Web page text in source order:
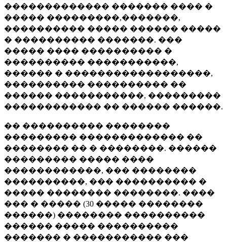
������������� ������� ���� �
����� ���������,�������,
���������� ����� ������ �����
� ���������� �������. ���
����� ���� ���������� �
���������� �����������,
������ � ������������������,
���������� ���������� ��
������ �����������, ���������
������������ �� ������ ������.
�� ���������� ��������
��������� ������������� ��
�������� �� � ��������. ������
��������� ����� ����
������������, ��� ��������
����������, ��� ���������� �
����� �������� ��������. ����
��� � ����� (30 ����� ��������
������) �������� ����������
������ ����� ����������
������� � ����������� ���